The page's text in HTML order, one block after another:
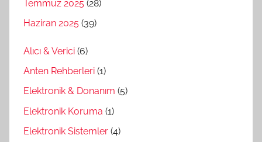
Temmuz 2025 (28)
Haziran 2025 (39)
Alıcı & Verici (6)
Anten Rehberleri (1)
Elektronik & Donanım (5)
Elektronik Koruma (1)
Elektronik Sistemler (4)